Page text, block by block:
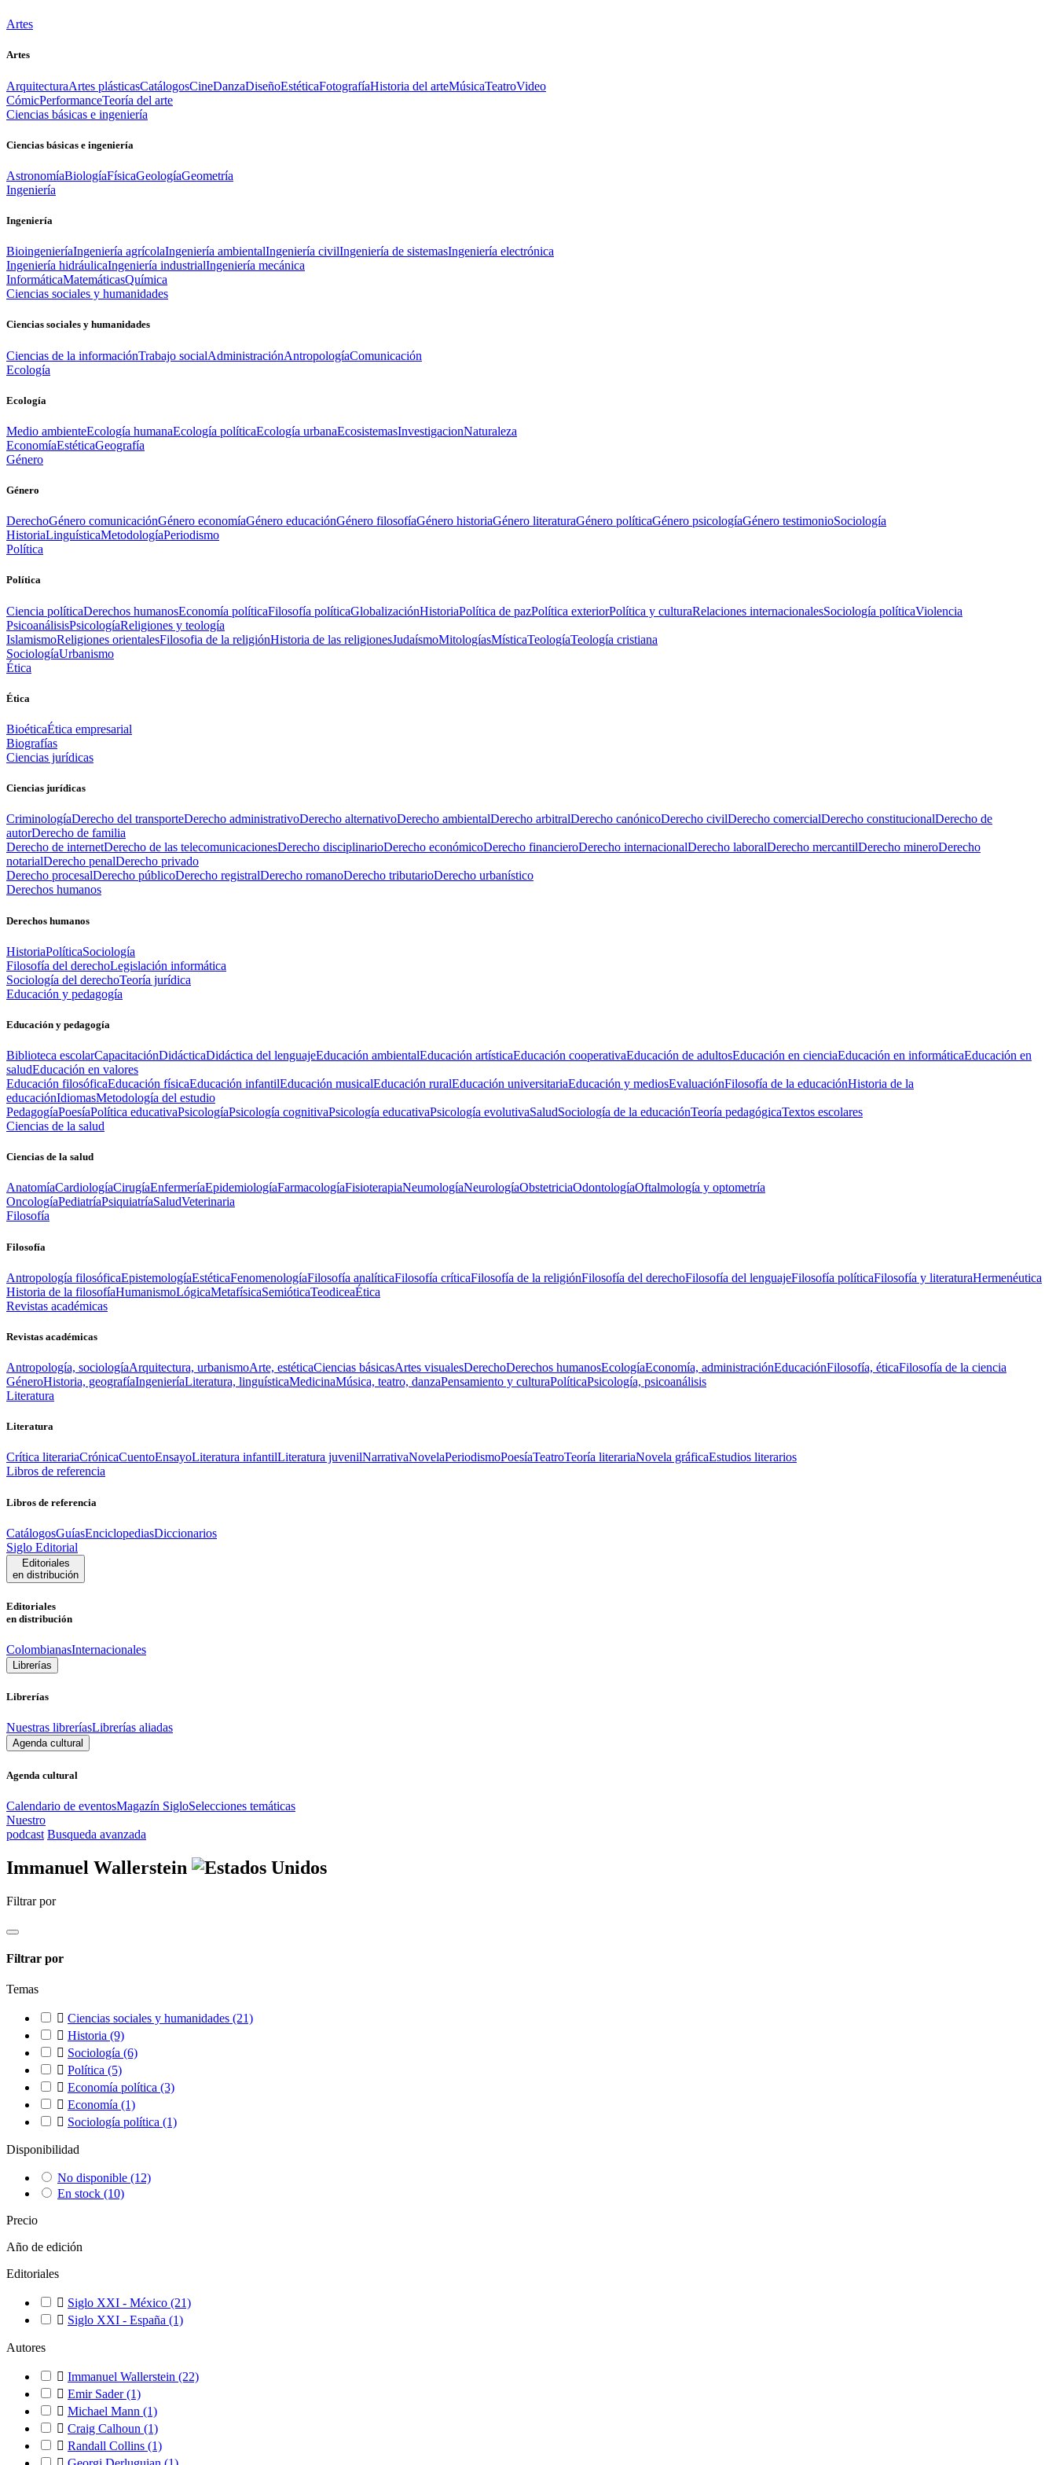
Artes
Artes
ArquitecturaArtes plásticasCatálogosCineDanzaDiseñoEstéticaFotografíaHistoria del arteMúsicaTeatroVideo
CómicPerformanceTeoría del arte
Ciencias básicas e ingeniería
Ciencias básicas e ingeniería
AstronomíaBiologíaFísicaGeologíaGeometría
Ingeniería
Ingeniería
BioingenieríaIngeniería agrícolaIngeniería ambientalIngeniería civilIngeniería de sistemasIngeniería electrónica
Ingeniería hidráulicaIngeniería industrialIngeniería mecánica
InformáticaMatemáticasQuímica
Ciencias sociales y humanidades
Ciencias sociales y humanidades
Ciencias de la informaciónTrabajo socialAdministraciónAntropologíaComunicación
Ecología
Ecología
Medio ambienteEcología humanaEcología políticaEcología urbanaEcosistemasInvestigacionNaturaleza
EconomíaEstéticaGeografía
Género
Género
DerechoGénero comunicaciónGénero economíaGénero educaciónGénero filosofíaGénero historiaGénero literaturaGénero políticaGénero psicologíaGénero testimonioSociología
HistoriaLinguísticaMetodologíaPeriodismo
Política
Política
Ciencia políticaDerechos humanosEconomía políticaFilosofía políticaGlobalizaciónHistoriaPolítica de pazPolítica exteriorPolítica y culturaRelaciones internacionalesSociología políticaViolencia
PsicoanálisisPsicologíaReligiones y teología
IslamismoReligiones orientalesFilosofia de la religiónHistoria de las religionesJudaísmoMitologíasMísticaTeologíaTeología cristiana
SociologíaUrbanismo
Ética
Ética
BioéticaÉtica empresarial
Biografías
Ciencias jurídicas
Ciencias jurídicas
CriminologíaDerecho del transporteDerecho administrativoDerecho alternativoDerecho ambientalDerecho arbitralDerecho canónicoDerecho civilDerecho comercialDerecho constitucionalDerecho de
autorDerecho de familia
Derecho de internetDerecho de las telecomunicacionesDerecho disciplinarioDerecho económicoDerecho financieroDerecho internacionalDerecho laboralDerecho mercantilDerecho mineroDerecho
notarialDerecho penalDerecho privado
Derecho procesalDerecho públicoDerecho registralDerecho romanoDerecho tributarioDerecho urbanístico
Derechos humanos
Derechos humanos
HistoriaPolíticaSociología
Filosofía del derechoLegislación informática
Sociología del derechoTeoría jurídica
Educación y pedagogía
Educación y pedagogía
Biblioteca escolarCapacitaciónDidácticaDidáctica del lenguajeEducación ambientalEducación artísticaEducación cooperativaEducación de adultosEducación en cienciaEducación en informáticaEducación en
saludEducación en valores
Educación filosóficaEducación físicaEducación infantilEducación musicalEducación ruralEducación universitariaEducación y mediosEvaluaciónFilosofía de la educaciónHistoria de la
educaciónIdiomasMetodología del estudio
PedagogíaPoesíaPolítica educativaPsicologíaPsicología cognitivaPsicología educativaPsicología evolutivaSaludSociología de la educaciónTeoría pedagógicaTextos escolares
Ciencias de la salud
Ciencias de la salud
AnatomíaCardiologíaCirugíaEnfermeríaEpidemiologíaFarmacologíaFisioterapiaNeumologíaNeurologíaObstetriciaOdontologíaOftalmología y optometría
OncologíaPediatríaPsiquiatríaSaludVeterinaria
Filosofía
Filosofía
Antropología filosóficaEpistemologíaEstéticaFenomenologíaFilosofía analíticaFilosofía críticaFilosofía de la religiónFilosofía del derechoFilosofía del lenguajeFilosofía políticaFilosofía y literaturaHermenéutica
Historia de la filosofíaHumanismoLógicaMetafísicaSemióticaTeodiceaÉtica
Revistas académicas
Revistas académicas
Antropología, sociologíaArquitectura, urbanismoArte, estéticaCiencias básicasArtes visualesDerechoDerechos humanosEcologíaEconomía, administraciónEducaciónFilosofía, éticaFilosofía de la ciencia
GéneroHistoria, geografíaIngenieríaLiteratura, linguísticaMedicinaMúsica, teatro, danzaPensamiento y culturaPolíticaPsicología, psicoanálisis
Literatura
Literatura
Crítica literariaCrónicaCuentoEnsayoLiteratura infantilLiteratura juvenilNarrativaNovelaPeriodismoPoesíaTeatroTeoría literariaNovela gráficaEstudios literarios
Libros de referencia
Libros de referencia
CatálogosGuíasEnciclopediasDiccionarios
Siglo Editorial
Editoriales
en distribución
Editoriales
en distribución
ColombianasInternacionales
Librerías
Librerías
Nuestras libreríasLibrerías aliadas
Agenda cultural
Agenda cultural
Calendario de eventosMagazín SigloSelecciones temáticas
Nuestro
podcast Busqueda avanzada
Immanuel Wallerstein
Filtrar por
Filtrar por
Temas
 Ciencias sociales y humanidades (21)
 Historia (9)
 Sociología (6)
 Política (5)
 Economía política (3)
 Economía (1)
 Sociología política (1)
Disponibilidad
No disponible (12)
En stock (10)
Precio
Año de edición
Editoriales
 Siglo XXI - México (21)
 Siglo XXI - España (1)
Autores
 Immanuel Wallerstein (22)
 Emir Sader(1)
 Michael Mann (1)
 Craig Calhoun (1)
 Randall Collins (1)